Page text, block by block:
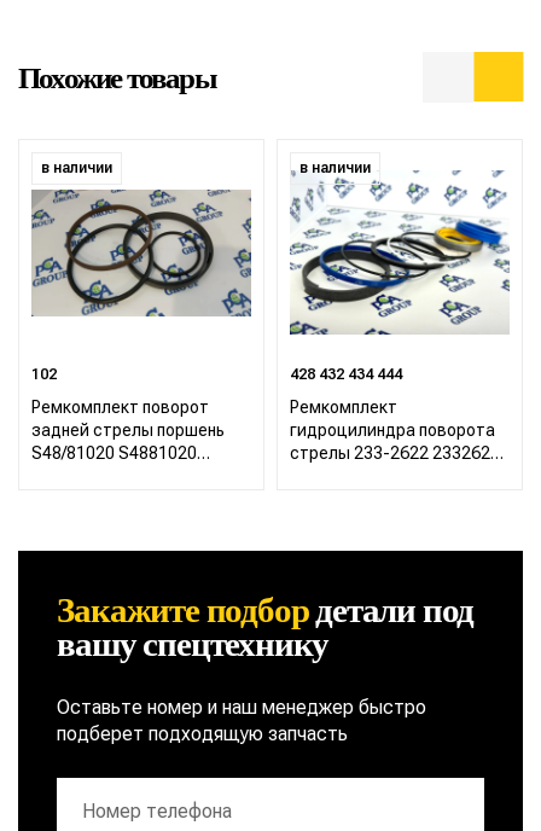
Похожие товары
в наличии
102
Ремкомплект поворот
задней стрелы поршень
S48/81020 S4881020
в наличии
428 432 434 444
Ремкомплект
гидроцилиндра поворота
стрелы 233-2622 2332622
Закажите подбордеталипод
вашу спецтехнику
Оставьте номер и наш менеджер быстро
подберет подходящую запчасть